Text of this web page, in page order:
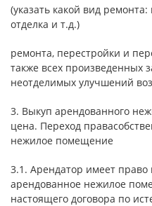
(указать какой вид
отделка и т.д.)
ремонта, перестройки и
также всех произведенных
неотделимых улучшений
3. Выкуп арендованного
цена. Переход
нежилое помещение
3.1. Арендатор имеет право
арендованное нежилое
настоящего договора по